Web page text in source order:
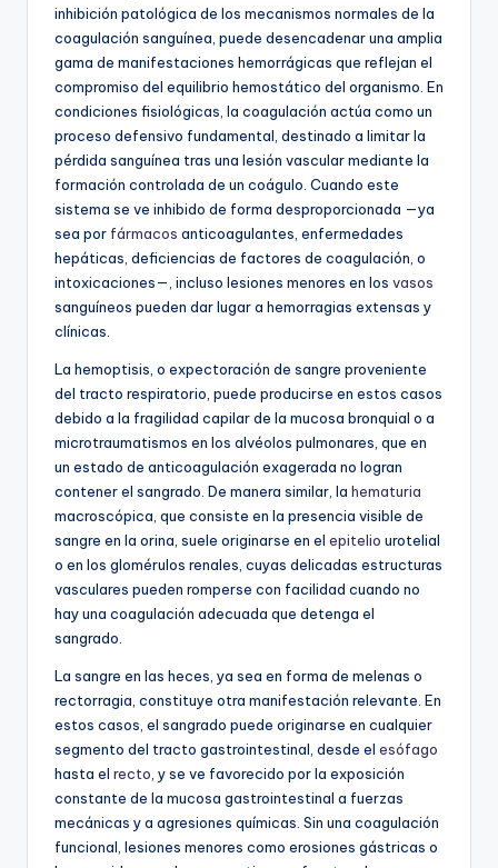
inhibición patológica de los mecanismos normales de la
coagulación sanguínea, puede desencadenar una amplia
gama de manifestaciones hemorrágicas que reflejan el
compromiso del equilibrio hemostático del organismo. En
condiciones fisiológicas, la coagulación actúa como un
proceso defensivo fundamental, destinado a limitar la
pérdida sanguínea tras una lesión vascular mediante la
formación controlada de un coágulo. Cuando este
sistema se ve inhibido de forma desproporcionada —ya
sea por fármacos anticoagulantes, enfermedades
hepáticas, deficiencias de factores de coagulación, o
intoxicaciones—, incluso lesiones menores en los vasos
sanguíneos pueden dar lugar a hemorragias extensas y
clínicas.
La hemoptisis, o expectoración de sangre proveniente
del tracto respiratorio, puede producirse en estos casos
debido a la fragilidad capilar de la mucosa bronquial o a
microtraumatismos en los alvéolos pulmonares, que en
un estado de anticoagulación exagerada no logran
contener el sangrado. De manera similar, la hematuria
macroscópica, que consiste en la presencia visible de
sangre en la orina, suele originarse en el epitelio urotelial
o en los glomérulos renales, cuyas delicadas estructuras
vasculares pueden romperse con facilidad cuando no
hay una coagulación adecuada que detenga el
sangrado.
La sangre en las heces, ya sea en forma de melenas o
rectorragia, constituye otra manifestación relevante. En
estos casos, el sangrado puede originarse en cualquier
segmento del tracto gastrointestinal, desde el esófago
hasta el recto , y se ve favorecido por la exposición
constante de la mucosa gastrointestinal a fuerzas
mecánicas y a agresiones químicas. Sin una coagulación
funcional, lesiones menores como erosiones gástricas o